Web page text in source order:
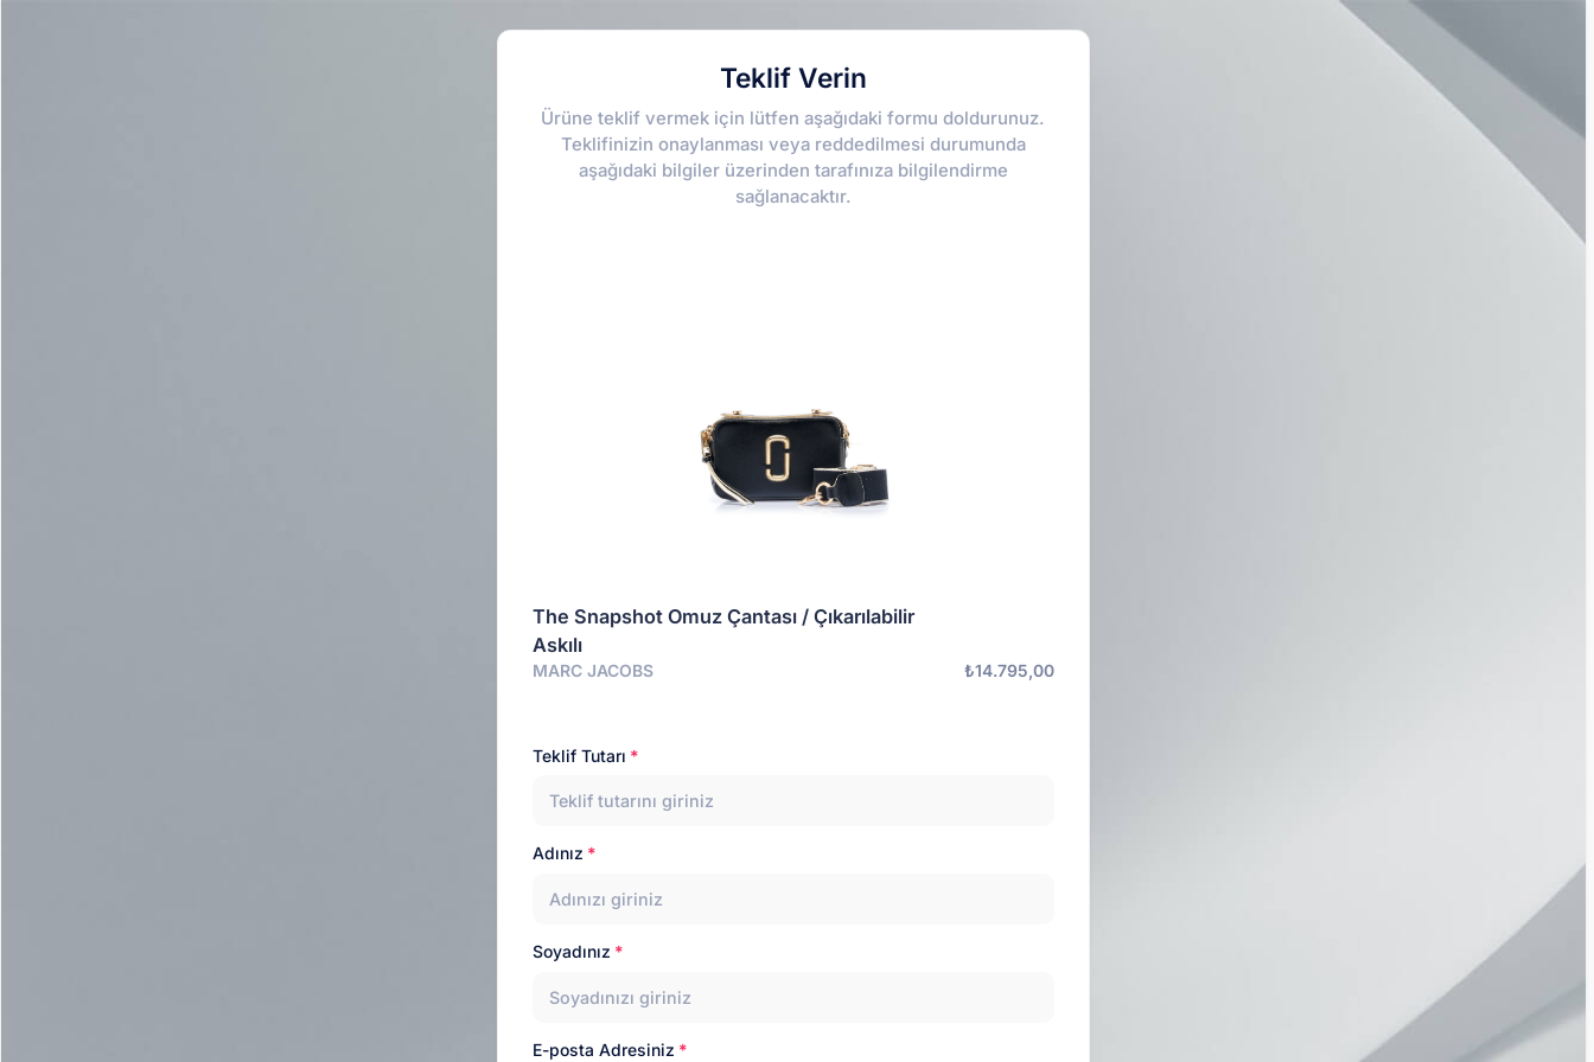
Teklif Verin
Ürüne teklif vermek için lütfen aşağıdaki formu doldurunuz.
Teklifinizin onaylanması veya reddedilmesi durumunda
aşağıdaki bilgiler üzerinden tarafınıza bilgilendirme
sağlanacaktır.
The Snapshot Omuz Çantası / Çıkarılabilir
Askılı
MARC JACOBS ₺14.795,00
Teklif Tutarı
Adınız
Soyadınız
E-posta Adresiniz